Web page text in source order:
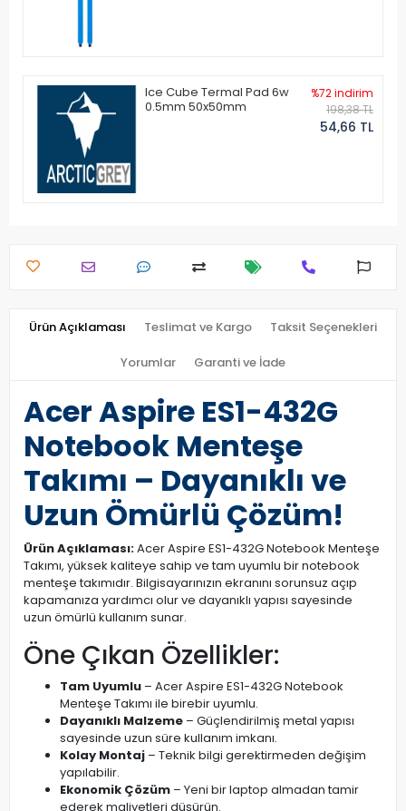
Ice Cube Termal Pad 6w
0.5mm 50x50mm
%72 indirim
198,38 TL
54,66 TL
Ürün Açıklaması Teslimat ve Kargo Taksit Seçenekleri
Yorumlar Garanti ve İade
Acer Aspire ES1-432G
Notebook Menteşe
Takımı – Dayanıklı ve
Uzun Ömürlü Çözüm!
Ürün Açıklaması:Acer Aspire ES1-432G Notebook Menteşe
Takımı, yüksek kaliteye sahip ve tam uyumlu bir notebook
menteşe takımıdır. Bilgisayarınızın ekranını sorunsuz açıp
kapamanıza yardımcı olur ve dayanıklı yapısı sayesinde
uzun ömürlü kullanım sunar.
Öne Çıkan Özellikler:
Tam Uyumlu – Acer Aspire ES1-432G Notebook
Menteşe Takımı ile birebir uyumlu.
Dayanıklı Malzeme – Güçlendirilmiş metal yapısı
sayesinde uzun süre kullanım imkanı.
Kolay Montaj – Teknik bilgi gerektirmeden değişim
yapılabilir.
Ekonomik Çözüm – Yeni bir laptop almadan tamir
ederek maliyetleri düşürün.